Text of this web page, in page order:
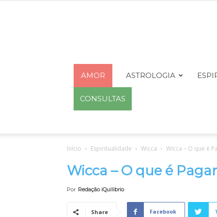
AMOR ASTROLOGIA
CONSULTAS
Início Espiritualidade Wicca Wicca – O que é
Wicca – O que é
Por Redação iQuilibrio
Share Facebook